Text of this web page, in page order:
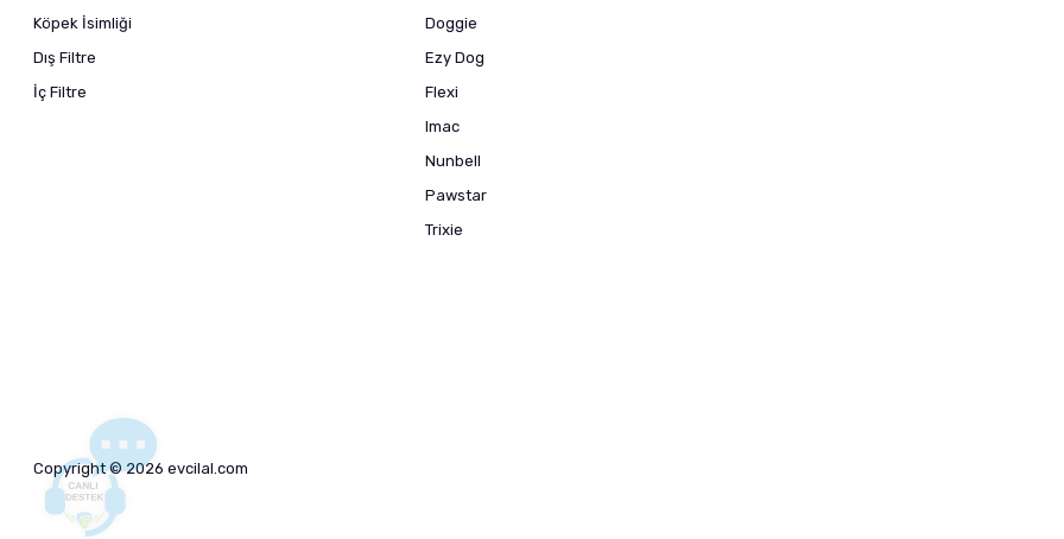
Köpek İsimliği
Dış Filtre
İç Filtre
Doggie
Ezy Dog
Flexi
Imac
Nunbell
Pawstar
Trixie
Copyright © 2026 evcilal.com